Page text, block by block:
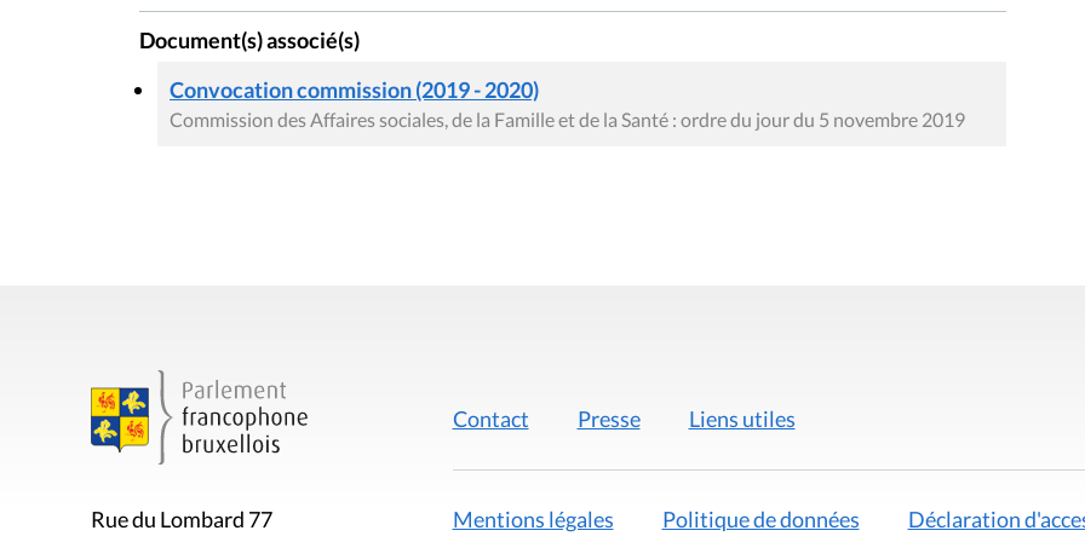
Document(s) associé(s)
Convocation commission (2019 - 2020)
Commission des Affaires sociales, de la Famille et de la Santé : ordre du jour du 5 novembre 2019
Rue du Lombard 77
Contact Presse Liens utiles
Mentions légales Politique de données Déclaration